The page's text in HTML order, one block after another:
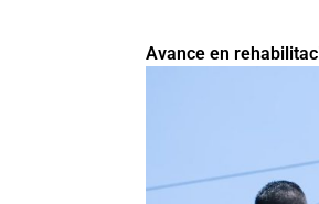
Avance en